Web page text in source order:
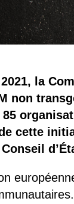
2021, la
non
85
cette